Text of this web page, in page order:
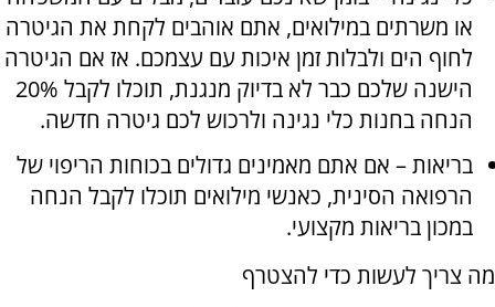
או משרתים במילואים, אתם אוהבים לקחת את הגיטרה
לחוף הים ולבלות זמן איכות עם עצמכם. אז אם הגיטרה
הישנה שלכם כבר לא בדיוק מנגנת, תוכלו לקבל 20%
הנחה בחנות כלי נגינה ולרכוש לכם גיטרה חדשה.
בריאות – אם אתם מאמינים גדולים בכוחות הריפוי של
הרפואה הסינית, כאנשי מילואים תוכלו לקבל הנחה
במכון בריאות מקצועי.
מה צריך לעשות כדי להצטרף